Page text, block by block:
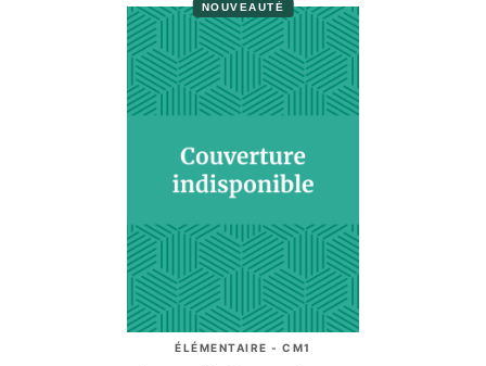
NOUVEAUTÉ
ÉLÉMENTAIRE - CM1